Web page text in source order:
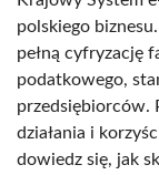
polskiego
pełną cyfryzację
podatkowego,
przedsiębiorców.
działania i
dowiedz się, jak